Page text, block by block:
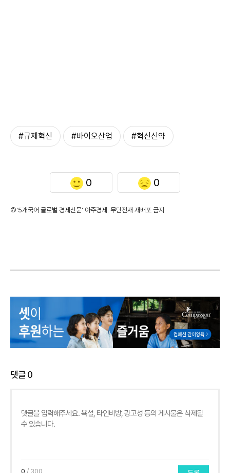
#규제혁신 #바이오산업 #혁신신약
0 0
©'5개국어 글로벌 경제신문' 아주경제. 무단전재·재배포 금지
댓글0
0 / 300